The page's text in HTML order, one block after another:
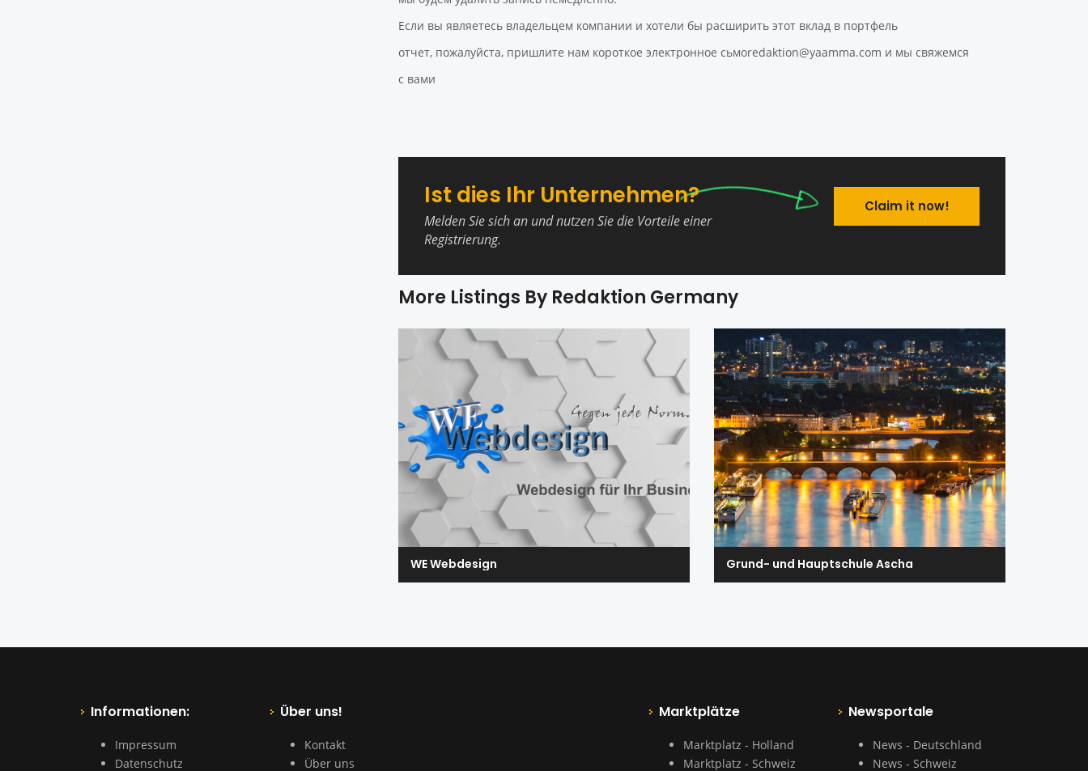
Если вы являетесь владельцем компании и хотели бы расширить этот вклад в портфель
отчет, пожалуйста, пришлите нам короткое электронное сьмоredaktion@yaamma.com и мы свяжемся
с вами
Ist dies Ihr Unternehmen?
Melden Sie sich an und nutzen Sie die Vorteile einer
Registrierung.
Claim it now!
More Listings By Redaktion Germany
WE Webdesign Grund- und Hauptschule Ascha
Informationen:
Impressum
Datenschutz
Über uns!
Kontakt
Über uns
Marktplätze
Marktplatz - Holland
Marktplatz - Schweiz
Newsportale
News - Deutschland
News - Schweiz